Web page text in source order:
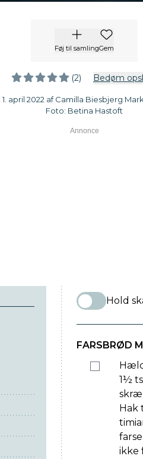
Føj til samlingGem
(2) Bedøm
1. april 2022 af Camilla Biesbjerg
Foto: Betina Hastoft
Hold
FARSBRØD
1½
Hak
ikke